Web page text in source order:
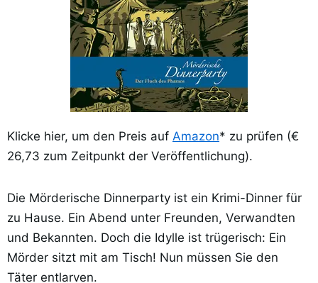
Klicke hier, um den Preis auf Amazon* zu prüfen (€
26,73 zum Zeitpunkt der Veröffentlichung).
Die Mörderische Dinnerparty ist ein Krimi-Dinner für
zu Hause. Ein Abend unter Freunden, Verwandten
und Bekannten. Doch die Idylle ist trügerisch: Ein
Mörder sitzt mit am Tisch! Nun müssen Sie den
Täter entlarven.